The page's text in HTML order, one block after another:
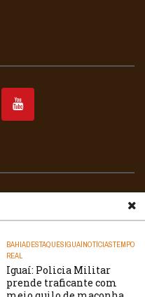
BAHIADESTAQUESIGUAÍNOTÍCIASTEMPO
REAL
Iguaí: Policia Militar
prende traficante com